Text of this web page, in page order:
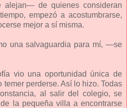
de quienes consideran
empezó a acostumbrarse,
mejor a sí misma.
una salvaguardia para mí, —se
vio una oportunidad única de
temer perderse. Así lo hizo. Todas
al salir del colegio, se
la pequeña villa a encontrarse